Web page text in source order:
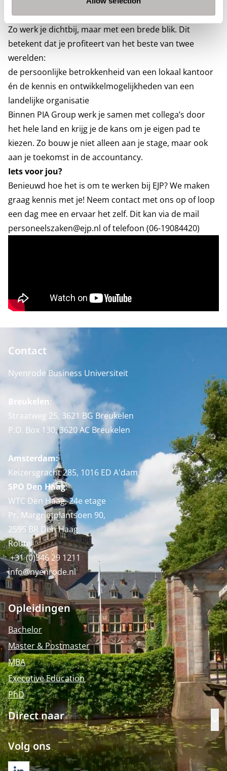
expertise
Zo werk je dichtbij, maar met een brede blik. Dit
betekent dat je profiteert van het beste van twee
werelden:
de persoonlijke betrokkenheid van een lokaal kantoor
én de kennis en ontwikkelmogelijkheden van een
landelijke organisatie
Binnen PIA Group werk je samen met collega’s door
het hele land en krijg je de kans om je eigen pad te
kiezen. Zo bouw je niet alleen aan je stage, maar ook
aan je toekomst in de accountancy.
Iets voor jou?
Benieuwd hoe het is om te werken bij EJP? We maken
graag kennis met je! Neem contact met ons op of loop
een dag mee en ervaar het zelf. Dit kan via de mail
personeelszaken@ejp.nl of telefoon (06-19084420)
Contact
Nyenrode Business Universiteit
Breukelen:
Straatweg 25, 3621 BG Breukelen
P.O. Box 130, 3620 AC Breukelen
Amsterdam:
Keizersgracht 285, 1016 ED A'dam
SPO Den Haag:
WTC Den Haag, 24e etage
Pr. Margrietplantsoen 90,
2595 BR Den Haag
Route
+31 (0)346 29 1211
info@nyenrode.nl
Opleidingen
Bachelor
Master & Postmaster
MBA
Executive Education
PhD
Direct naar
Volg ons